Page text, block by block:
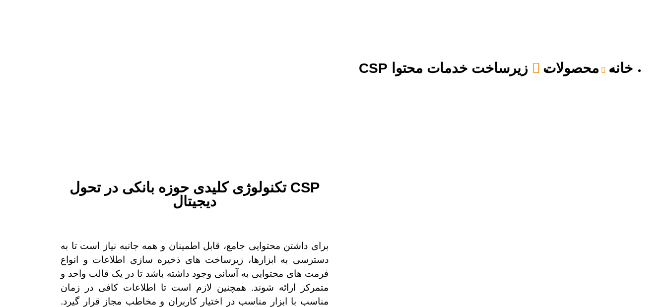
خانه محصولات زیرساخت خدمات محتوا CSP
CSP تکنولوژی کلیدی حوزه بانکی در تحول
دیجیتال
برای داشتن محتوایی جامع، قابل اطمینان و همه جانبه نیاز است تا به
دسترسی به ابزارها، زیرساخت های ذخیره سازی اطلاعات و انواع
فرمت های محتوایی به آسانی وجود داشته باشد تا در یک قالب واحد و
متمرکز ارائه شوند. همچنین لازم است تا اطلاعات کافی در زمان
مناسب با ابزار مناسب در اختیار کاربران و مخاطب مجاز قرار گیرد.